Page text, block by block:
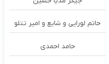
حاتم لورایی و شایع و امیر تتلو
حامد احمدی